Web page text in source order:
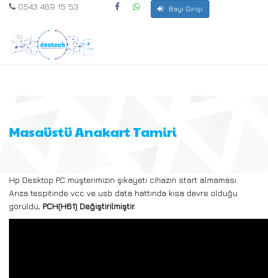
0543 469 15 53 Bayi Girişi
Masaüstü Anakart Tamiri
Hp Desktop PC müşterimizin şikayeti cihazın start almaması.
Arıza tespitinde vcc ve usb data hattında kısa devre olduğu
görüldü, PCH(H61) Değiştirilmiştir.